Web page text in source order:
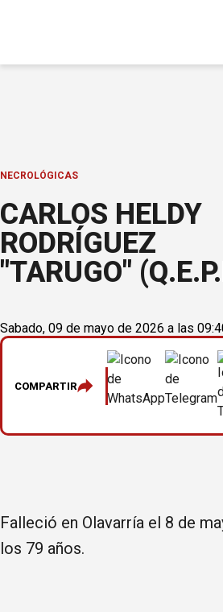
NECROLÓGICAS
CARLOS HELDY
RODRÍGUEZ
"TARUGO"
Sabado, 09 de mayo de 2026 a las
COMPARTIR
Falleció en Olavarría el 8 de
los 79 años.